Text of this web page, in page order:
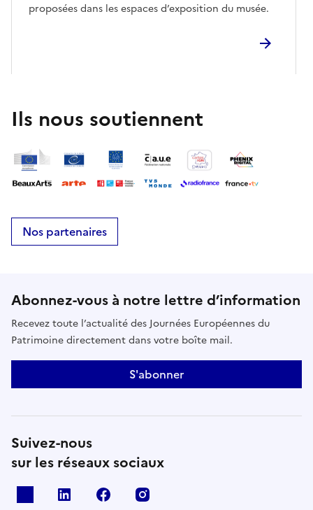
proposées dans les espaces d’exposition du musée.
Ils nous soutiennent
Nos partenaires
Abonnez-vous à notre lettre d’information
Recevez toute l’actualité des Journées Européennes du
Patrimoine directement dans votre boîte mail.
S'abonner
Suivez-nous
sur les réseaux sociaux
Linkedin Facebook